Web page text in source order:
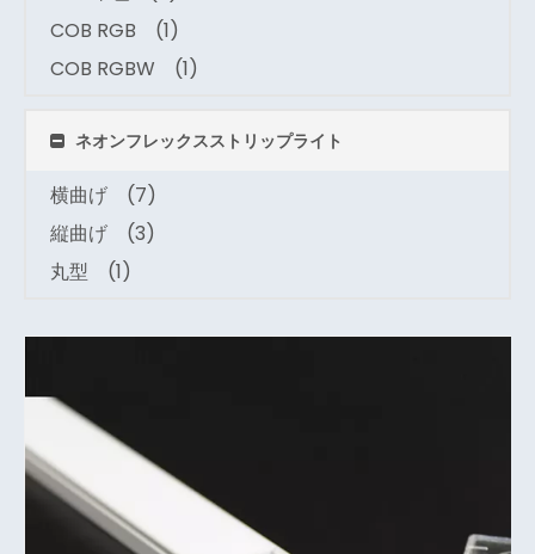
COB RGB
(1)
COB RGBW
(1)
ネオンフレックスストリップライト
横曲げ
(7)
縦曲げ
(3)
丸型
(1)